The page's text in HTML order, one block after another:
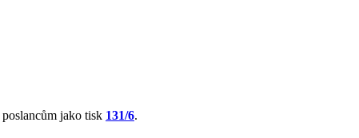
poslancům jako tisk 131/6.